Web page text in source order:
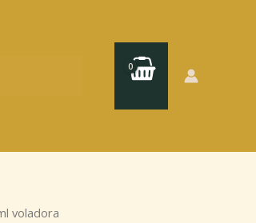
voladora